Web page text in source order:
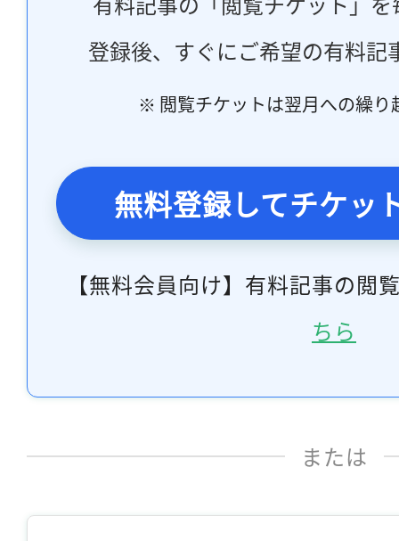
登録後、すぐにご希望の有料記
※ 閲覧チケットは翌月への繰り
無料登録してチケッ
【無料会員向け】有料記事の閲
ちら
または